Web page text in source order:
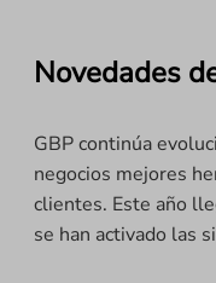
Novedades
GBP continúa
negocios mejores
clientes. Este año
se han activado las